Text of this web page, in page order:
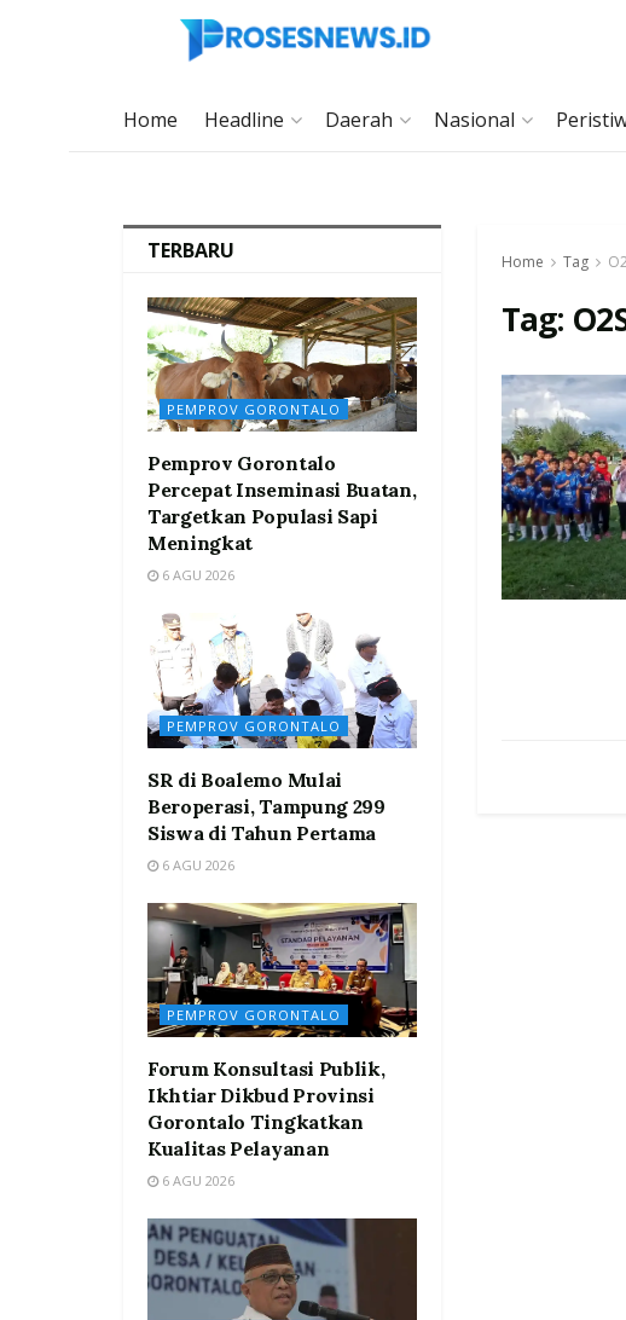
Home Headline Daerah Nasional
Home Tag
Tag:
TERBARU
PEMPROV GORONTALO
Pemprov Gorontalo
Percepat Inseminasi Buatan,
Targetkan Populasi Sapi
Meningkat
6 AGU 2026
PEMPROV GORONTALO
SR di Boalemo Mulai
Beroperasi, Tampung 299
Siswa di Tahun Pertama
6 AGU 2026
PEMPROV GORONTALO
Forum Konsultasi Publik,
Ikhtiar Dikbud Provinsi
Gorontalo Tingkatkan
Kualitas Pelayanan
6 AGU 2026